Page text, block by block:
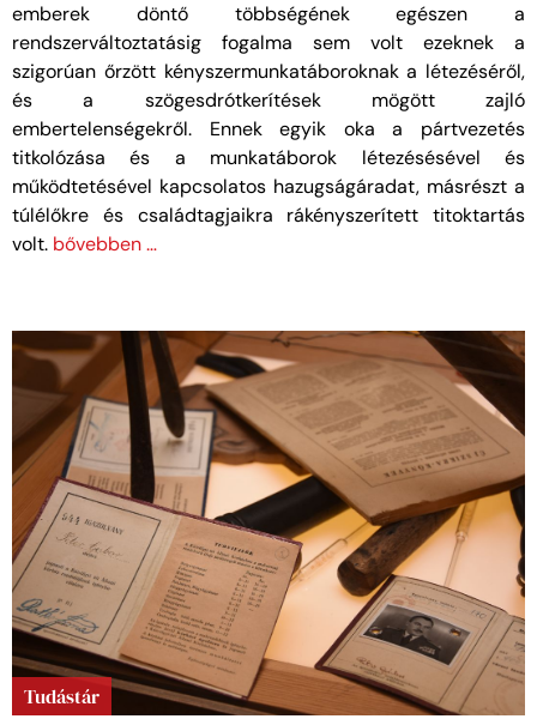
emberek döntő többségének egészen a
rendszerváltoztatásig fogalma sem volt ezeknek a
szigorúan őrzött kényszermunkatáboroknak a létezéséről,
és a szögesdrótkerítések mögött zajló
embertelenségekről. Ennek egyik oka a pártvezetés
titkolózása és a munkatáborok létezésésével és
működtetésével kapcsolatos hazugságáradat, másrészt a
túlélőkre és családtagjaikra rákényszerített titoktartás
volt. bővebben …
Tudástár